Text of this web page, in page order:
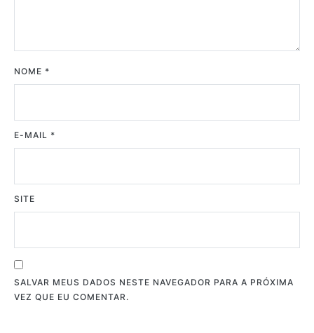
NOME *
E-MAIL *
SITE
SALVAR MEUS DADOS NESTE NAVEGADOR PARA A PRÓXIMA
VEZ QUE EU COMENTAR.